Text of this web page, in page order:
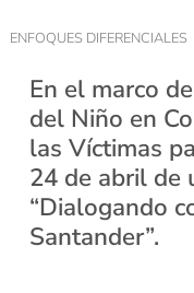
ENFOQUES DIFERENCIALES
En el marco
del Niño en
las Víctimas
24 de abril de
“Dialogando
Santander”.